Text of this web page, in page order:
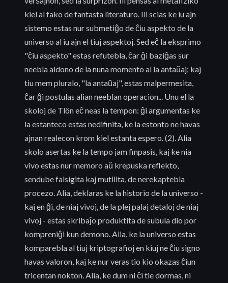
kiel al fako de fantasta literaturo. Ili scias ke iu ajn
sistemo estas nur submetiĝo de ĉiu aspekto de la
universo al iu ajn el tiuj aspektoj. Sed eĉ la eksprimo
"ĉiu aspekto" estas refutebla, ĉar ĝi baziĝas sur
neebla aldono de la nuna momento al la antaŭaj; kaj
tiu mem pluralo, "la antaŭaj", estas malpermesita,
ĉar ĝi postulas alian neeblan operacion... Unu el la
skoloj de Tlön eĉ neas la tempon: ĝi argumentas ke
la estanteco estas nedifinita, ke la estonto ne havas
ajnan realecon krom kiel estanta espero. (2). Alia
skolo asertas ke la tempo jam finpasis, kaj ke nia
vivo estas nur memoro aŭ krepuska reflekto,
sendube falsigita kaj mutilita, de nerekaptebla
procezo. Alia, deklaras ke la historio de la universo -
kaj en ĝi, de niaj vivoj, de la plej palaj detaloj de niaj
vivoj - estas skribaĵo produktita de subula dio por
kompreniĝi kun demono. Alia, ke la universo estas
komparebla al tiuj kriptografioj en kiuj ne ĉiu signo
havas valoron, kaj ke nur veras tio kio okazas ĉiun
tricentan nokton. Alia, ke dum ni ĉi tie dormas, ni